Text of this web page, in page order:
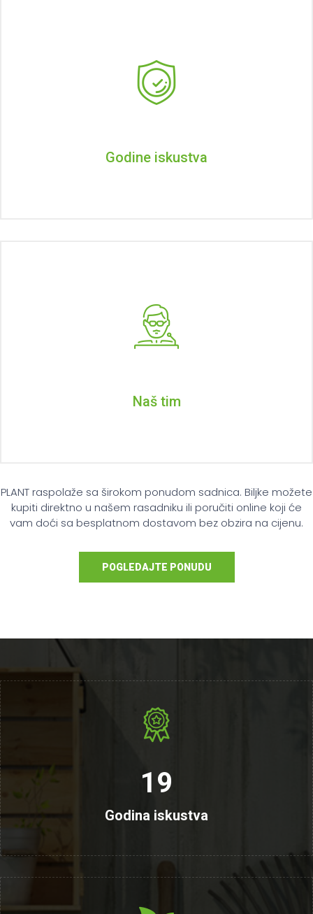
Godine iskustva
Naš tim
PLANT raspolaže sa širokom ponudom sadnica. Biljke možete
kupiti direktno u našem rasadniku ili poručiti online koji će
vam doći sa besplatnom dostavom bez obzira na cijenu.
POGLEDAJTE PONUDU
19
Godina iskustva